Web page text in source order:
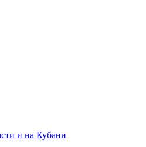
и на Кубани